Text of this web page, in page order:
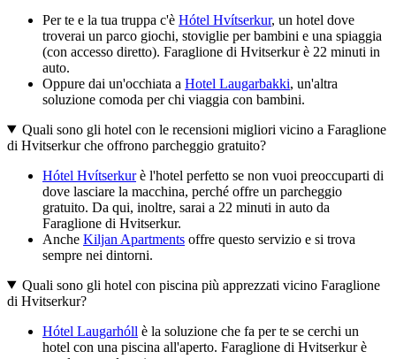
Per te e la tua truppa c'è Hótel Hvítserkur, un hotel dove
troverai un parco giochi, stoviglie per bambini e una spiaggia
(con accesso diretto). Faraglione di Hvitserkur è 22 minuti in
auto.
Oppure dai un'occhiata a Hotel Laugarbakki, un'altra
soluzione comoda per chi viaggia con bambini.
Quali sono gli hotel con le recensioni migliori vicino a Faraglione
di Hvitserkur che offrono parcheggio gratuito?
Hótel Hvítserkurè l'hotel perfetto se non vuoi preoccuparti di
dove lasciare la macchina, perché offre un parcheggio
gratuito. Da qui, inoltre, sarai a 22 minuti in auto da
Faraglione di Hvitserkur.
Anche Kiljan Apartments offre questo servizio e si trova
sempre nei dintorni.
Quali sono gli hotel con piscina più apprezzati vicino Faraglione
di Hvitserkur?
Hótel Laugarhóll è la soluzione che fa per te se cerchi un
hotel con una piscina all'aperto. Faraglione di Hvitserkur è